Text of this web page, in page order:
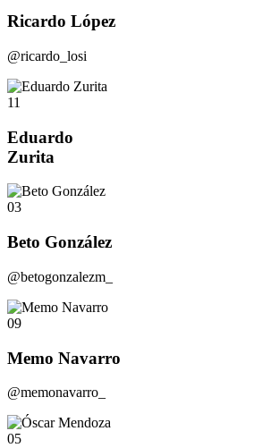
Ricardo López
@ricardo_losi
11
Eduardo
Zurita
03
Beto González
@betogonzalezm_
09
Memo Navarro
@memonavarro_
05